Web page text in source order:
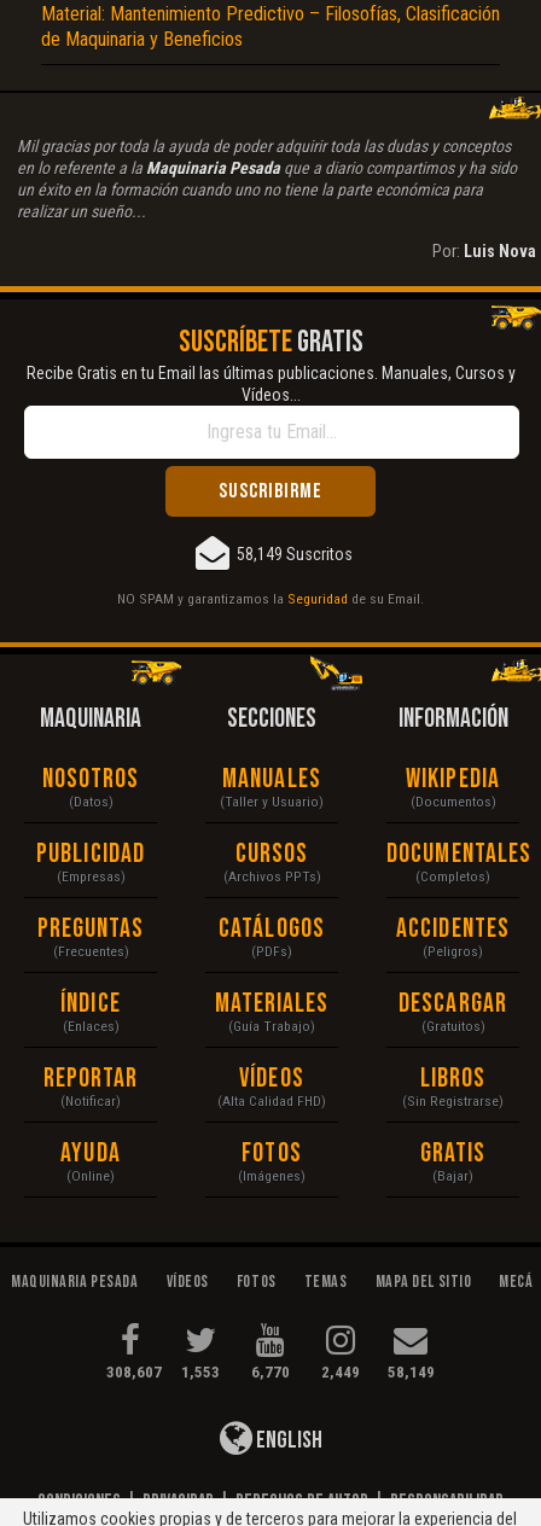
Material: Mantenimiento Predictivo – Filosofías, Clasificación
de Maquinaria y Beneficios
Mil gracias por toda la ayuda de poder adquirir toda las dudas y conceptos
en lo referente a la Maquinaria Pesadaque a diario compartimos y ha sido
un éxito en la formación cuando uno no tiene la parte económica para
realizar un sueño...
Por: Luis Nova
SUSCRÍBETEGRATIS
Recibe Gratis en tu Email las últimas publicaciones. Manuales, Cursos y
Vídeos...
58,149 Suscritos
NO SPAM y garantizamos la Seguridad de su Email.
MAQUINARIA
Nosotros
(Datos)
Publicidad
(Empresas)
Preguntas
(Frecuentes)
Índice
(Enlaces)
Reportar
(Notificar)
Ayuda
(Online)
SECCIONES
Manuales
(Taller y Usuario)
Cursos
(Archivos PPTs)
Catálogos
(PDFs)
Materiales
(Guía Trabajo)
Vídeos
(Alta Calidad FHD)
Fotos
(Imágenes)
INFORMACIÓN
Wikipedia
(Documentos)
Documentales
(Completos)
Accidentes
(Peligros)
Descargar
(Gratuitos)
Libros
(Sin Registrarse)
Gratis
(Bajar)
Maquinaria Pesada Vídeos Fotos Temas Mapa del Sitio
308,607 1,553 6,770 2,449 58,149
English
Condiciones|Privacidad|Derechos de Autor|Responsabilidad
Utilizamos cookies propias y de terceros para mejorar la experiencia del